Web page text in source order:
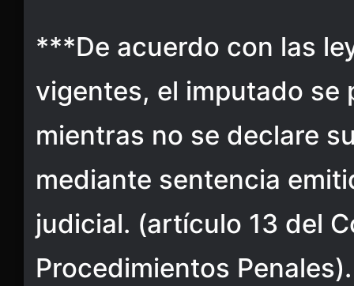
***De acuerdo con las
vigentes, el imputado se
mientras no se declare
mediante sentencia
judicial. (artículo 13 del
Procedimientos Penales).